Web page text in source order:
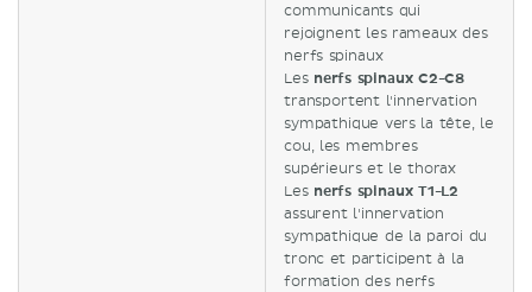
communicants qui
rejoignent les rameaux des
nerfs spinaux
Les nerfs spinaux C2-C8
transportent l'innervation
sympathique vers la tête, le
cou, les membres
supérieurs et le thorax
Les nerfs spinaux T1-L2
assurent l'innervation
sympathique de la paroi du
tronc et participent à la
formation des nerfs